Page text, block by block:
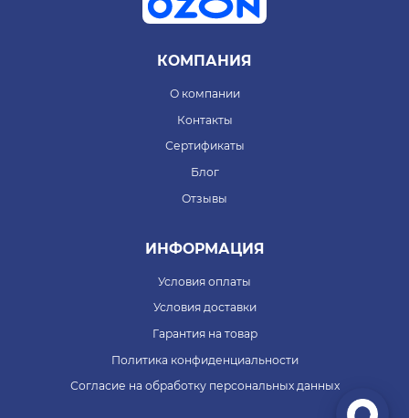
КОМПАНИЯ
О компании
Контакты
Сертификаты
Блог
Отзывы
ИНФОРМАЦИЯ
Условия оплаты
Условия доставки
Гарантия на товар
Политика конфиденциальности
Согласие на обработку персональных данных